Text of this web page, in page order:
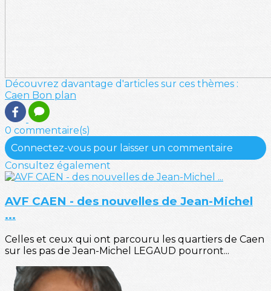
Découvrez davantage d'articles sur ces thèmes :
Caen Bon plan
0 commentaire(s)
Connectez-vous pour laisser un commentaire
Consultez également
AVF CAEN - des nouvelles de Jean-Michel
...
Celles et ceux qui ont parcouru les quartiers de Caen
sur les pas de Jean-Michel LEGAUD pourront...